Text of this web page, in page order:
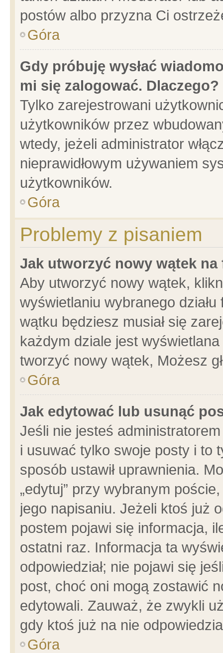
postów albo przyzna Ci
Góra
Gdy próbuję wysłać
mi się zalogować. Dlaczego?
Tylko zarejestrowani
użytkowników przez
wtedy, jeżeli administrator
nieprawidłowym używaniem
użytkowników.
Góra
Problemy z pisaniem
Jak utworzyć nowy wątek na
Aby utworzyć nowy wątek,
wyświetlaniu wybranego
wątku będziesz musiał się
każdym dziale jest
tworzyć nowy wątek, Możesz
Góra
Jak edytować lub usunąć
Jeśli nie jesteś
i usuwać tylko swoje posty i to
sposób ustawił uprawnienia.
„edytuj” przy wybranym
jego napisaniu. Jeżeli ktoś już
postem pojawi się informacja,
ostatni raz. Informacja ta
odpowiedział; nie pojawi się
post, choć oni mogą zostawić
edytowali. Zauważ, że zwykli
gdy ktoś już na nie
Góra